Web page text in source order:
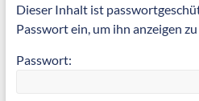
Dieser Inhalt ist
Passwort ein, um ihn anzeigen
Passwort: